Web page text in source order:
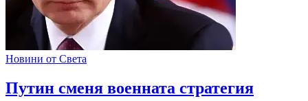
Новини от Света
Путин сменя военната стратегия